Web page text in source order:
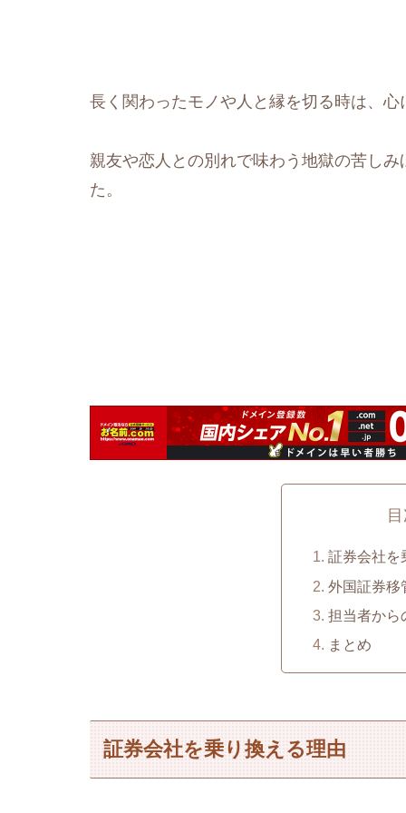
長く関わったモノや人と縁を切る時は、心
親友や恋人との別れで味わう地獄の苦し
た。
証券会社を
外国証券移
担当者から
まとめ
証券会社を乗り換える理由